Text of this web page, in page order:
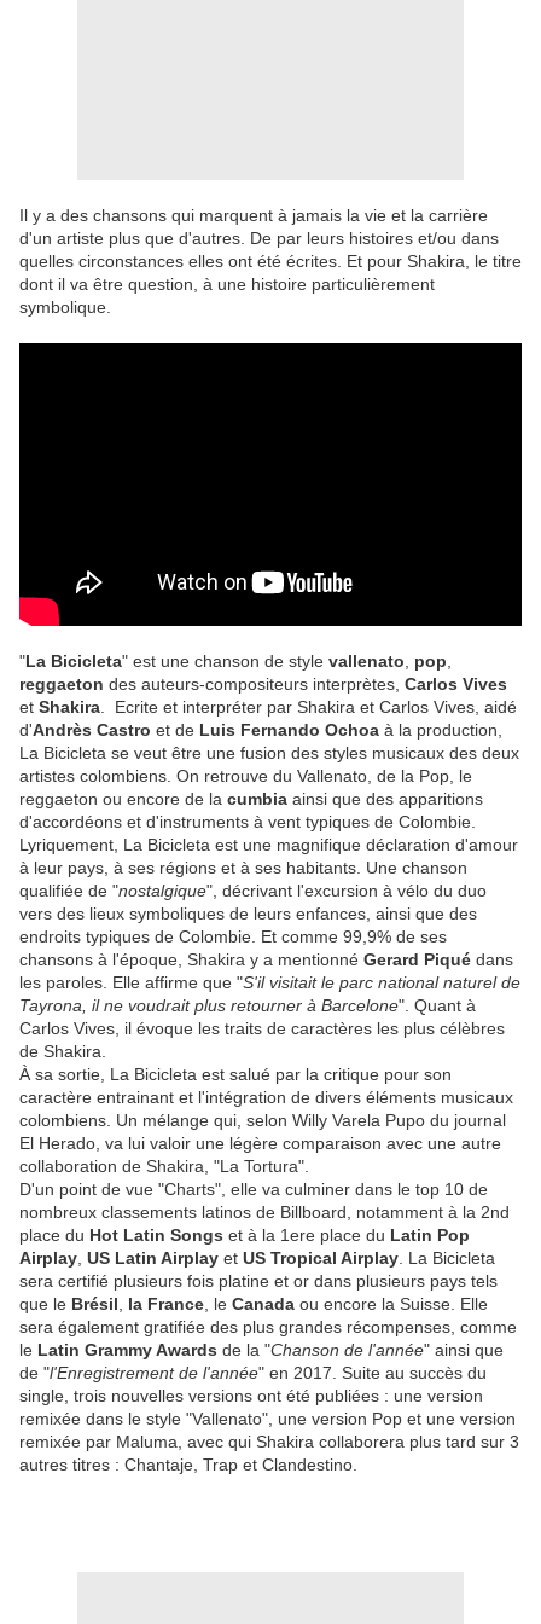
Il y a des chansons qui marquent à jamais la vie et la carrière
d'un artiste plus que d'autres. De par leurs histoires et/ou dans
quelles circonstances elles ont été écrites. Et pour Shakira, le titre
dont il va être question, à une histoire particulièrement
symbolique.
"La Bicicleta" est une chanson de style vallenato pop
reggaeton des auteurs-compositeurs interprètes, Carlos Vives
et Shakira . Ecrite et interpréter par Shakira et Carlos Vives, aidé
d'Andrès Castro et de Luis Fernando Ochoa à la production,
La Bicicleta se veut être une fusion des styles musicaux des deux
artistes colombiens. On retrouve du Vallenato, de la Pop, le
reggaeton ou encore de la cumbia ainsi que des apparitions
d'accordéons et d'instruments à vent typiques de Colombie.
Lyriquement, La Bicicleta est une magnifique déclaration d'amour
à leur pays, à ses régions et à ses habitants. Une chanson
qualifiée de "nostalgique", décrivant l'excursion à vélo du duo
vers des lieux symboliques de leurs enfances, ainsi que des
endroits typiques de Colombie. Et comme 99,9% de ses
chansons à l'époque, Shakira y a mentionné Gerard Piqué dans
les paroles. Elle affirme que "S'il visitait le parc national naturel de
Tayrona, il ne voudrait plus retourner à Barcelone". Quant à
Carlos Vives, il évoque les traits de caractères les plus célèbres
de Shakira.
À sa sortie, La Bicicleta est salué par la critique pour son
caractère entrainant et l'intégration de divers éléments musicaux
colombiens. Un mélange qui, selon Willy Varela Pupo du journal
El Herado, va lui valoir une légère comparaison avec une autre
collaboration de Shakira, "La Tortura".
D'un point de vue "Charts", elle va culminer dans le top 10 de
nombreux classements latinos de Billboard, notamment à la 2nd
place du Hot Latin Songs et à la 1ere place du Latin Pop
Airplay US Latin Airplay et US Tropical Airplay . La Bicicleta
sera certifié plusieurs fois platine et or dans plusieurs pays tels
que le Brésil la France , le Canada ou encore la Suisse. Elle
sera également gratifiée des plus grandes récompenses, comme
le Latin Grammy Awards de la "Chanson de l'année" ainsi que
de "l'Enregistrement de l'année" en 2017. Suite au succès du
single, trois nouvelles versions ont été publiées : une version
remixée dans le style "Vallenato", une version Pop et une version
remixée par Maluma, avec qui Shakira collaborera plus tard sur 3
autres titres : Chantaje, Trap et Clandestino.